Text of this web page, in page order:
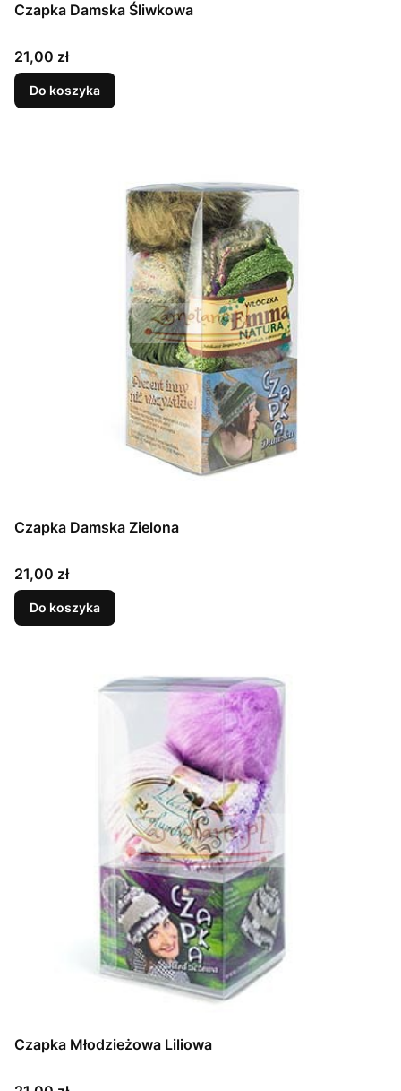
Czapka Damska Śliwkowa
Cena
21,00 zł
Do koszyka
Czapka Damska Zielona
Cena
21,00 zł
Do koszyka
Czapka Młodzieżowa Liliowa